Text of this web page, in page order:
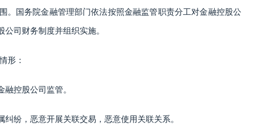
。国务院金融管理部门依法按照金融监管职责分工对金融控股公
司财务制度并组织实施。
形：
控股公司监管。
纷，恶意开展关联交易，恶意使用关联关系。